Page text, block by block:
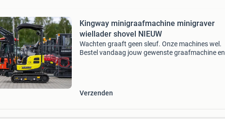
Kingway minigraafmachine minigraver
wiellader shovel NIEUW
Wachten graaft geen sleuf. Onze machines wel.
Bestel vandaag jouw gewenste graafmachine en
Verzenden